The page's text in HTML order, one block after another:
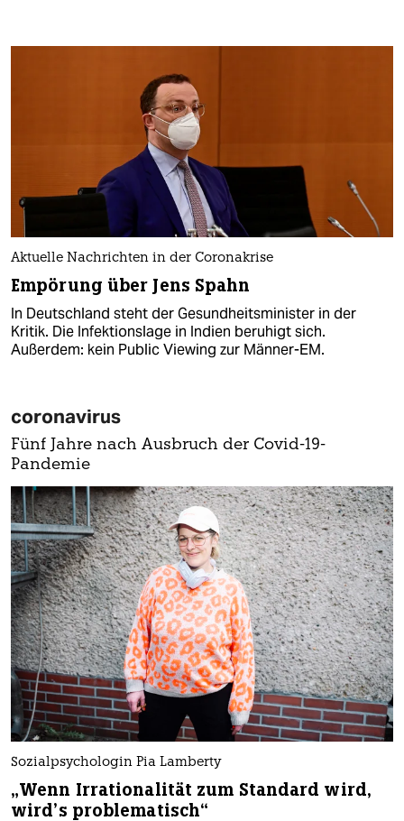
Aktuelle Nachrichten in der Coronakrise
Empörung über Jens Spahn
In Deutschland steht der Gesundheitsminister in der
Kritik. Die Infektionslage in Indien beruhigt sich.
Außerdem: kein Public Viewing zur Männer-EM.
coronavirus
Fünf Jahre nach Ausbruch der Covid-19-
Pandemie
Sozialpsychologin Pia Lamberty
„Wenn Irrationalität zum Standard wird,
wird’s problematisch“